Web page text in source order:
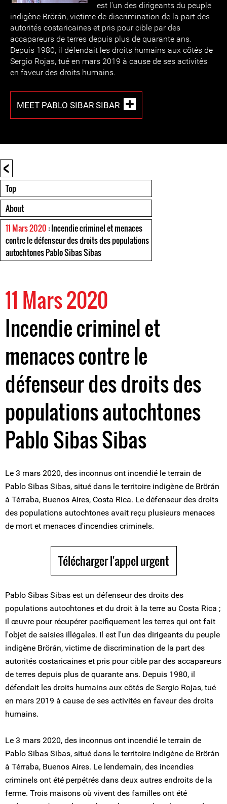
est l'un des dirigeants du peuple
indigène Brörán, victime de discrimination de la part des
autorités costaricaines et pris pour cible par des
accapareurs de terres depuis plus de quarante ans.
Depuis 1980, il défendait les droits humains aux côtés de
Sergio Rojas, tué en mars 2019 à cause de ses activités
en faveur des droits humains.
MEET PABLO SIBAR SIBAR
<
Top
About
11 Mars 2020 : Incendie criminel et menaces
contre le défenseur des droits des populations
autochtones Pablo Sibas Sibas
11 Mars 2020
Incendie criminel et
menaces contre le
défenseur des droits des
populations autochtones
Pablo Sibas Sibas
Le 3 mars 2020, des inconnus ont incendié le terrain de
Pablo Sibas Sibas, situé dans le territoire indigène de Brörán
à Térraba, Buenos Aires, Costa Rica. Le défenseur des droits
des populations autochtones avait reçu plusieurs menaces
de mort et menaces d'incendies criminels.
Télécharger l'appel urgent
Pablo Sibas Sibas est un défenseur des droits des
populations autochtones et du droit à la terre au Costa Rica ;
il œuvre pour récupérer pacifiquement les terres qui ont fait
l'objet de saisies illégales. Il est l'un des dirigeants du peuple
indigène Brörán, victime de discrimination de la part des
autorités costaricaines et pris pour cible par des accapareurs
de terres depuis plus de quarante ans. Depuis 1980, il
défendait les droits humains aux côtés de Sergio Rojas, tué
en mars 2019 à cause de ses activités en faveur des droits
humains.
Le 3 mars 2020, des inconnus ont incendié le terrain de
Pablo Sibas Sibas, situé dans le territoire indigène de Brörán
à Térraba, Buenos Aires. Le lendemain, des incendies
criminels ont été perpétrés dans deux autres endroits de la
ferme. Trois maisons où vivent des familles ont été